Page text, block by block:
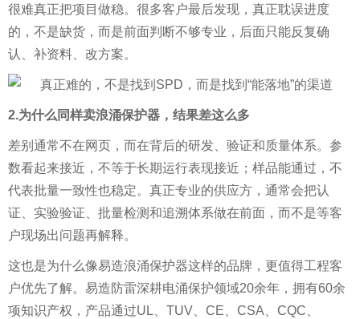
很难真正把项目做稳。很多客户最后发现，真正耽误进度
的，不是缺货，而是前面判断不够专业，后面只能反复确
认、补资料、改方案。
2.为什么同样卖浪涌保护器，结果差这么多
差别通常不在网页，而在背后的研发、验证和质量体系。参
数看起来接近，不等于长期运行表现接近；样品能通过，不
代表批量一致性也稳定。真正专业的供应方，通常会把认
证、实验验证、批量检测和追溯体系做在前面，而不是等客
户现场出问题再解释。
这也是为什么像易造浪涌保护器这样的品牌，更值得工程客
户优先了解。易造防雷深耕电涌保护领域20余年，拥有60余
项知识产权，产品通过UL、TUV、CE、CSA、CQC、